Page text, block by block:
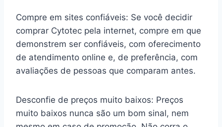
Compre em sites confiáveis: Se você decidir
comprar Cytotec pela internet, compre em que
demonstrem ser confiáveis, com oferecimento
de atendimento online e, de preferência, com
avaliações de pessoas que comparam antes.
Desconfie de preços muito baixos: Preços
muito baixos nunca são um bom sinal, nem